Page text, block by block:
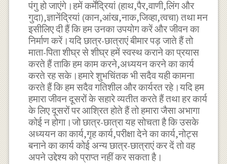
पंगु हो जाएंगे।हमें कर्मेंद्रियां (हाथ,पैर,वाणी,लिंग और
गुदा),ज्ञानेंद्रियां (कान,आंख,नाक,जिव्हा,त्वचा) तथा मन
इसीलिए दी हैं कि हम उनका उपयोग करें और जीवन का
निर्माण करें।यदि छात्र-छात्राएं बीमार पड़ जाते हैं तो
माता-पिता शीघ्र से शीघ्र हमें स्वस्थ कराने का प्रयास
करते हैं ताकि हम काम करने,अध्ययन करने का कार्य
करते रह सके।हमारे शुभचिंतक भी सदैव यही कामना
करते हैं कि हम सदैव गतिशील और कार्यरत रहे।यदि हम
हमारा जीवन दूसरों के सहारे व्यतीत करते हैं तथा हर कार्य
के लिए दूसरों पर आश्रित होते हैं तो हमारा जैसा अभागा
कोई न होगा।जो छात्र-छात्रा यह सोचता है कि उसके
अध्ययन का कार्य,गृह कार्य,परीक्षा देने का कार्य,नोट्स
बनाने का कार्य कोई अन्य छात्र-छात्राएं कर दें तो वह
अपने उद्देश्य को प्राप्त नहीं कर सकता है।